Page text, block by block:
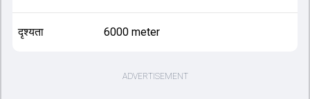
दृश्यता 6000 meter